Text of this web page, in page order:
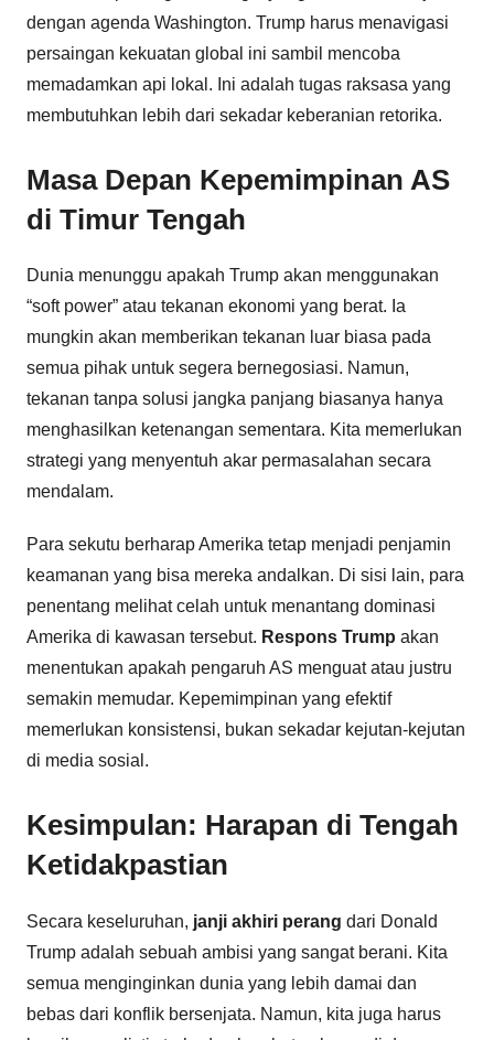
dengan agenda Washington. Trump harus menavigasi
persaingan kekuatan global ini sambil mencoba
memadamkan api lokal. Ini adalah tugas raksasa yang
membutuhkan lebih dari sekadar keberanian retorika.
Masa Depan Kepemimpinan AS
di Timur Tengah
Dunia menunggu apakah Trump akan menggunakan
“soft power” atau tekanan ekonomi yang berat. Ia
mungkin akan memberikan tekanan luar biasa pada
semua pihak untuk segera bernegosiasi. Namun,
tekanan tanpa solusi jangka panjang biasanya hanya
menghasilkan ketenangan sementara. Kita memerlukan
strategi yang menyentuh akar permasalahan secara
mendalam.
Para sekutu berharap Amerika tetap menjadi penjamin
keamanan yang bisa mereka andalkan. Di sisi lain, para
penentang melihat celah untuk menantang dominasi
Amerika di kawasan tersebut. Respons Trump akan
menentukan apakah pengaruh AS menguat atau justru
semakin memudar. Kepemimpinan yang efektif
memerlukan konsistensi, bukan sekadar kejutan-kejutan
di media sosial.
Kesimpulan: Harapan di Tengah
Ketidakpastian
Secara keseluruhan, janji akhiri perang dari Donald
Trump adalah sebuah ambisi yang sangat berani. Kita
semua menginginkan dunia yang lebih damai dan
bebas dari konflik bersenjata. Namun, kita juga harus